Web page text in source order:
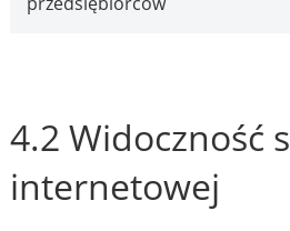
4.2 Widoczność
internetowej